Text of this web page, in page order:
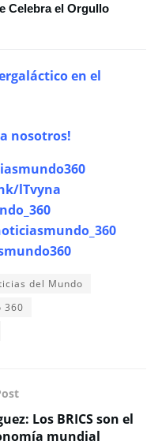
Celebra el Orgullo
en el
nosotros!
lTvyna
del Mundo
360
Los BRICS son el
mundial